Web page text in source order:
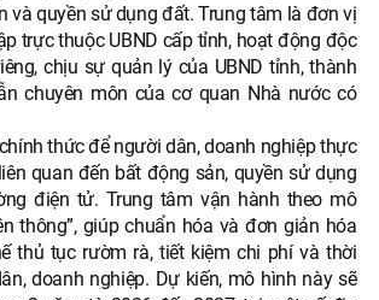
và quyền sử dụng đất. Trung tâm là đơn vị
trực thuộc UBND cấp tỉnh, hoạt động độc
chịu sự quản lý của UBND tỉnh, thành
chuyên môn của cơ quan Nhà nước có
thức để người dân, doanh nghiệp thực
quan đến bất động sản, quyền sử dụng
điện tử. Trung tâm vận hành theo mô
thông”, giúp chuẩn hóa và đơn giản hóa
thủ tục rườm rà, tiết kiệm chi phí và thời
doanh nghiệp. Dự kiến, mô hình này sẽ